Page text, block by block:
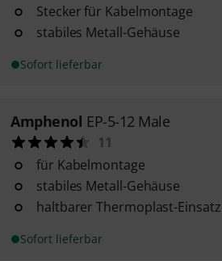
Stecker für Kabelmontage
stabiles Metall-Gehäuse
Sofort lieferbar
Amphenol EP-5-12 Male
11
für Kabelmontage
stabiles Metall-Gehäuse
haltbarer Thermoplast-
Sofort lieferbar